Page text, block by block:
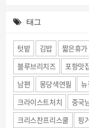
태그
텃밭 김밥 짧은휴가
블루브리치즈
포항맛
남편
몽당색연필
크라이스트처치
중국
크리스찬프리스쿨
핑